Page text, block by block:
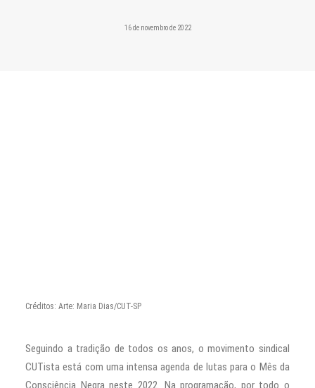
16 de novembro de 2022
Créditos: Arte: Maria Dias/CUT-SP
Seguindo a tradição de todos os anos, o movimento sindical
CUTista está com uma intensa agenda de lutas para o Mês da
Consciência Negra neste 2022. Na programação, por todo o